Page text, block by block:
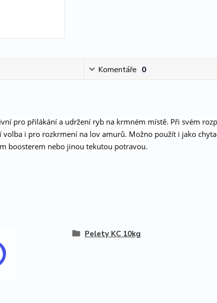
Komentáře 0
pro přilákání a udržení ryb na krmném místě. Při svém
i pro rozkrmení na lov amurů. Možno použít i jako
boosterem nebo jinou tekutou potravou.
Pelety KC 10kg